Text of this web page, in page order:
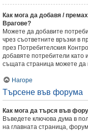
Как мога да добавя /
Врагове?
Можете да добавите
чрез съответните връзки в
през Потребителския
добавяте потребители като
същата страница можете да
Нагоре
Търсене във форума
Как мога да търся във
Въведете ключова дума в
на главната страница,